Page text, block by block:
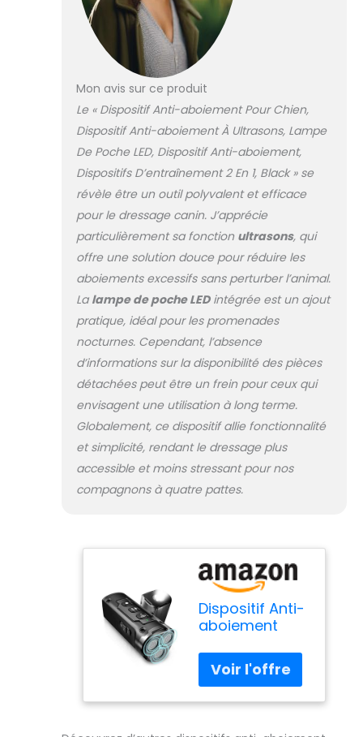
Mon avis sur ce produit
Le « Dispositif Anti-aboiement Pour Chien,
Dispositif Anti-aboiement À Ultrasons, Lampe
De Poche LED, Dispositif Anti-aboiement,
Dispositifs D’entraînement 2 En 1, Black » se
révèle être un outil polyvalent et efficace
pour le dressage canin. J’apprécie
particulièrement sa fonction ultrasons, qui
offre une solution douce pour réduire les
aboiements excessifs sans perturber l’animal.
La lampe de poche LEDintégrée est un ajout
pratique, idéal pour les promenades
nocturnes. Cependant, l’absence
d’informations sur la disponibilité des pièces
détachées peut être un frein pour ceux qui
envisagent une utilisation à long terme.
Globalement, ce dispositif allie fonctionnalité
et simplicité, rendant le dressage plus
accessible et moins stressant pour nos
compagnons à quatre pattes.
Dispositif Anti-
aboiement
Dispositif Anti-
aboiement À
Ultrasons,
Lampe De